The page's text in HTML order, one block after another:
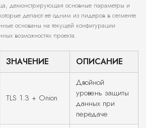
демонстрирующая основные параметры и
делают её одним из лидеров в сегменте
основаны на текущей конфигурации
возможностях проекта.
ЗНАЧЕНИЕ ОПИСАНИЕ
TLS 1.3 + Onion
Двойной
уровень защиты
данных при
передаче